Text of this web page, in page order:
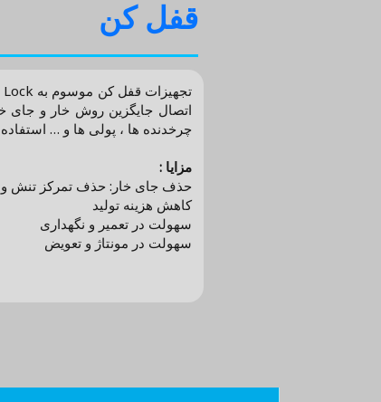
قفل کن
اتصال جایگزین روش خار و جای
چرخدنده ها ، پولی ها و …
مزایا :
حذف جای خار: حذف تمرکز تنش و
کاهش هزینه تولید
سهولت در تعمیر و نگهداری
سهولت در مونتاژ و تعویض